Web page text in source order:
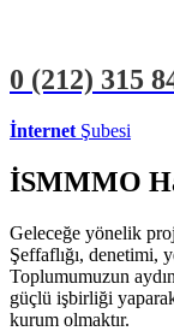
0 (212) 315
İnternet Şubesi
İSMMMO
Geleceğe yönelik
Şeffaflığı, denetimi,
Toplumumuzun
güçlü işbirliği
kurum olmaktır.